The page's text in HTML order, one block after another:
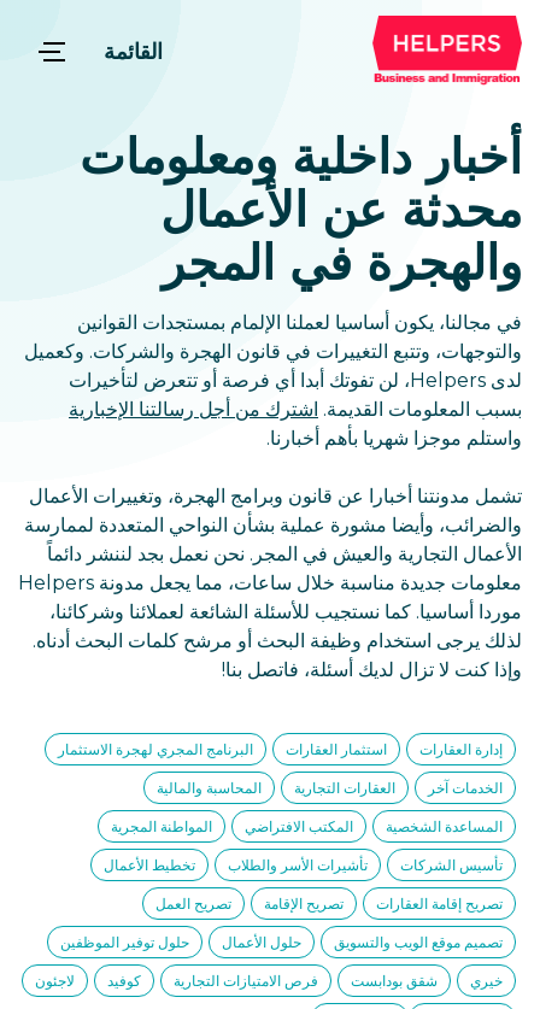
القائمة
أخبار داخلية ومعلومات
محدثة عن الأعمال
والهجرة في المجر
في مجالنا، يكون أساسيا لعملنا الإلمام بمستجدات القوانين
والتوجهات، وتتبع التغييرات في قانون الهجرة والشركات. وكعميل
لدى Helpers، لن تفوتك أبدا أي فرصة أو تتعرض لتأخيرات
بسبب المعلومات القديمة. اشترك من أجل رسالتنا الإخبارية
واستلم موجزا شهريا بأهم أخبارنا.
تشمل مدونتنا أخبارا عن قانون وبرامج الهجرة، وتغييرات الأعمال
والضرائب، وأيضا مشورة عملية بشأن النواحي المتعددة لممارسة
الأعمال التجارية والعيش في المجر. نحن نعمل بجد لننشر دائماً
معلومات جديدة مناسبة خلال ساعات، مما يجعل مدونة Helpers
موردا أساسيا. كما نستجيب للأسئلة الشائعة لعملائنا وشركائنا،
لذلك يرجى استخدام وظيفة البحث أو مرشح كلمات البحث أدناه.
وإذا كنت لا تزال لديك أسئلة، فاتصل بنا!
إدارة العقارات استثمار العقارات البرنامج المجري لهجرة الاستثمار
الخدمات آخر العقارات التجارية المحاسبة والمالية
المساعدة الشخصية المكتب الافتراضي المواطنة المجرية
تأسيس الشركات تأشيرات الأسر والطلاب تخطيط الأعمال
تصريح إقامة العقارات تصريح الإقامة تصريح العمل
تصميم موقع الويب والتسويق حلول الأعمال حلول توفير الموظفين
خيري شقق بودابست فرص الامتيازات التجارية كوفيد لاجئون